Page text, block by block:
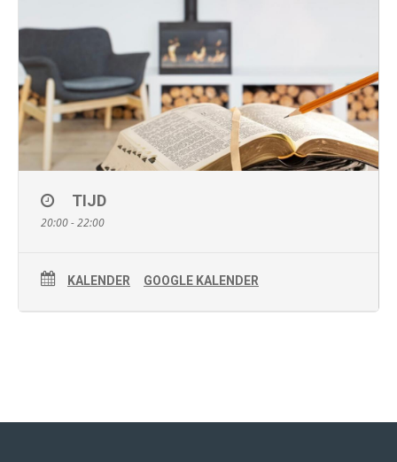
TIJD
20:00 - 22:00
KALENDER GOOGLE KALENDER